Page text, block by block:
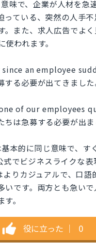
味で、企業が人材を急
っている、突然の人手
また、求人広告でよ
われます。
an employee
る必要が出てきました
of our employees
は急募する必要が出ま
的に同じ意味で、すぐ
ビジネスライクな表
りカジュアルで、口語
です。両方とも急い
。
役に立った ｜ 0